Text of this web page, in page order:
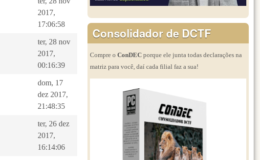
2017,
17:06:58
ter, 28 nov
2017,
00:16:39
dom, 17
dez 2017,
21:48:35
ter, 26 dez
2017,
16:14:06
Consolidador de DCTF
Compre o ConDEC porque ele junta todas declarações na
matriz para você, daí cada filial faz a sua!